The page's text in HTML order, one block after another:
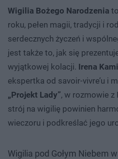
Wigilia Bożego Narodzenia
roku, pełen magii, tradycji i
serdecznych życzeń i
jest także to, jak się
wyjątkowej kolacji. Irena
ekspertka od savoir-vivre’u i
„Projekt Lady”, w rozmowie z
strój na wigilię powinien
wieczoru i podkreślać jego
Wigilia pod Gołym Niebem